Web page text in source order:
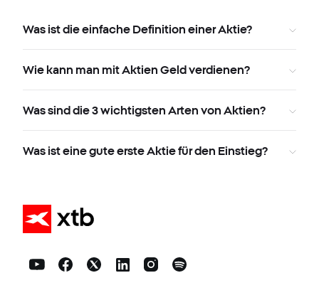
Was ist die einfache Definition einer Aktie?
Wie kann man mit Aktien Geld verdienen?
Was sind die 3 wichtigsten Arten von Aktien?
Was ist eine gute erste Aktie für den Einstieg?